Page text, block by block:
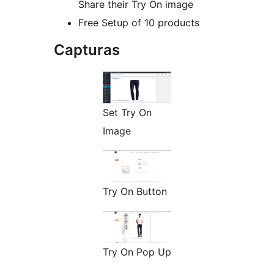
Share their Try On image
Free Setup of 10 products
Capturas
Set Try On
Image
Try On Button
Try On Pop Up